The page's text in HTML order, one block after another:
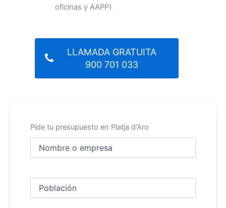
oficinas y AAPP)
LLAMADA GRATUITA
900 701 033
Pide tu presupuesto en Platja d'Aro
Nombre
Ciudad